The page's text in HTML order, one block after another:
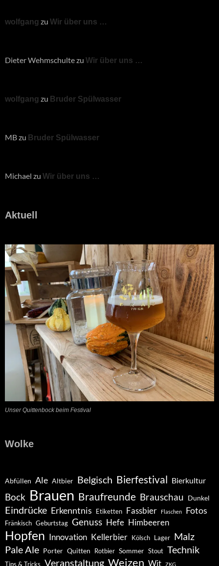
wolfgang zu Wir über uns …
Dieter Wehmschultezu Wir über uns …
wolfgang zu Bruder Spülwasser
MBzu Bruder Spülwasser
Michael zu Wir über uns …
Aktuell
Unser Quittenbock beim Festival
Wolke
Abfüllen Ale Altbier Belgisch Bierfestival Bierkultur
Bock Brauen Braufreunde Brauschau Dunkel
Eindrücke Erkenntnis Etiketten Fassbier Flaschen Fotos
Fränkisch Geburtstag Genuss Hefe Himbeeren
Hopfen Innovation Kellerbier Kölsch Lager Malz
Pale Ale Porter Quitten Rotbier Sommer Stout Technik
Tips & Tricks Veranstaltung Weizen Wit ZKG